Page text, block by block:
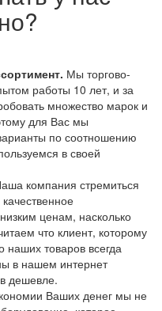
Мы торгово-
работы 10 лет, и за
множество марок и
для Вас мы
по соотношению
в своей
компания стремиться
ценам, насколько
что клиент, которому
наших товаров всегда
в нашем интернет
дешевле.
Ваших денег мы не